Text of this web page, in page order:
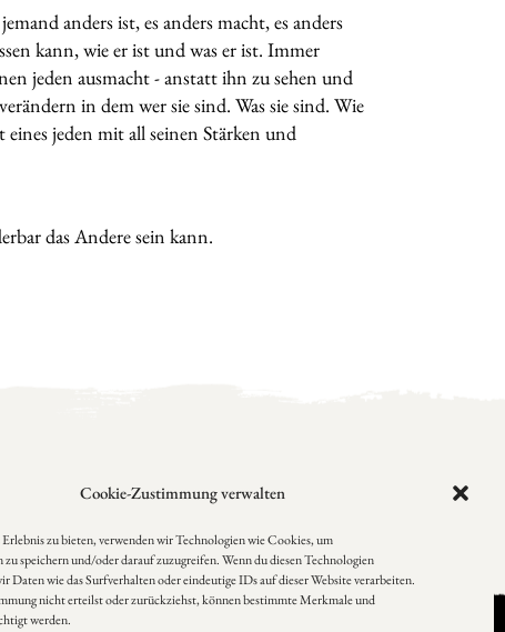
Cookie-Zustimmung verwalten
zu bieten, verwenden wir Technologien wie Cookies, um
speichern und/oder darauf zuzugreifen. Wenn du diesen Technologien
Daten wie das Surfverhalten oder eindeutige IDs auf dieser Website verarbeiten.
nicht erteilst oder zurückziehst, können bestimmte Merkmale und
werden.
anders ist, es anders macht, es anders
kann, wie er ist und was er ist. Immer
jeden ausmacht - anstatt ihn zu sehen und
in dem wer sie sind. Was sie sind. Wie
jeden mit all seinen Stärken und
das Andere sein kann.